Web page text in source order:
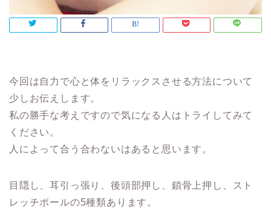
今回は自力で心と体をリラックスさせる方法について
少しお伝えします。
私の勝手な考えですので気になる人はトライしてみて
ください。
人によって合う合わないはあると思います。
目隠し、耳引っ張り、後頭部押し、鎖骨上押し、スト
レッチポールの5種類あります。